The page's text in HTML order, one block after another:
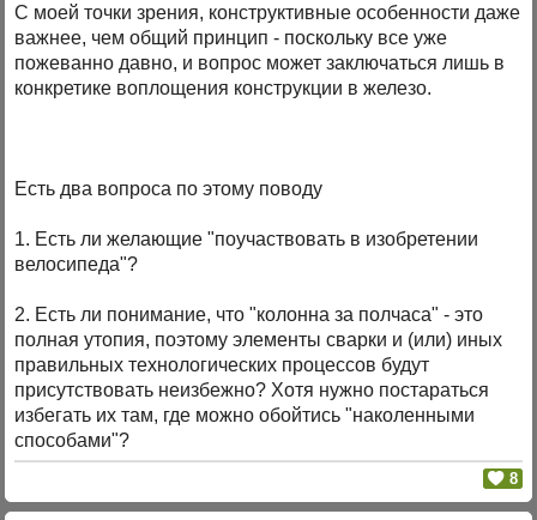
С моей точки зрения, конструктивные особенности даже
важнее, чем общий принцип - поскольку все уже
пожеванно давно, и вопрос может заключаться лишь в
конкретике воплощения конструкции в железо.
Есть два вопроса по этому поводу
1. Есть ли желающие "поучаствовать в изобретении
велосипеда"?
2. Есть ли понимание, что "колонна за полчаса" - это
полная утопия, поэтому элементы сварки и (или) иных
правильных технологических процессов будут
присутствовать неизбежно? Хотя нужно постараться
избегать их там, где можно обойтись "наколенными
способами"?
8